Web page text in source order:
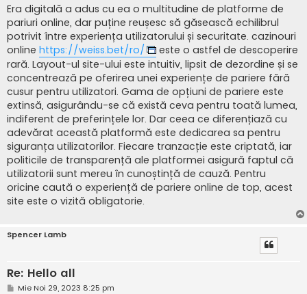
s
a
j
Era digitală a adus cu ea o multitudine de platforme de
pariuri online, dar puține reușesc să găsească echilibrul
potrivit între experiența utilizatorului și securitate. cazinouri
online https://weiss.bet/ro/
este o astfel de descoperire
rară. Layout-ul site-ului este intuitiv, lipsit de dezordine și se
concentrează pe oferirea unei experiențe de pariere fără
cusur pentru utilizatori. Gama de opțiuni de pariere este
extinsă, asigurându-se că există ceva pentru toată lumea,
indiferent de preferințele lor. Dar ceea ce diferențiază cu
adevărat această platformă este dedicarea sa pentru
siguranța utilizatorilor. Fiecare tranzacție este criptată, iar
politicile de transparență ale platformei asigură faptul că
utilizatorii sunt mereu în cunoștință de cauză. Pentru
oricine caută o experiență de pariere online de top, acest
site este o vizită obligatorie.
Spencer Lamb
Re: Hello all
M
Mie Noi 29, 2023 8:25 pm